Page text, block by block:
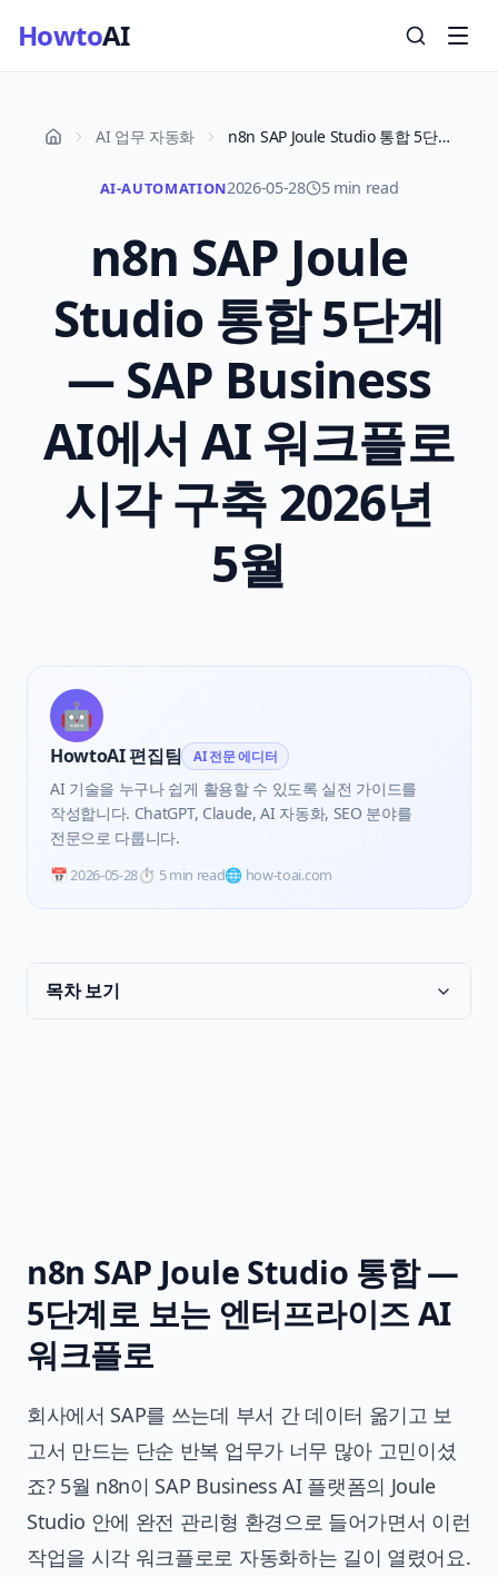
HowtoAI
AI 업무 자동화 n8n SAP Joule Studio 통합 5단계 — SAP Business AI에서 AI 워크플로 시각 구축 2026년 5월
AI-AUTOMATION2026-05-28 5 min read
n8n SAP Joule
Studio 통합 5단계
— SAP Business
AI에서 AI 워크플로
시각 구축 2026년
5월
🤖
HowtoAI 편집팀 AI 전문 에디터
AI 기술을 누구나 쉽게 활용할 수 있도록 실전 가이드를
작성합니다. ChatGPT, Claude, AI 자동화, SEO 분야를
전문으로 다룹니다.
📅2026-05-28⏱️ 5 min read🌐 how-toai.com
목차 보기
n8n SAP Joule Studio 통합 —
5단계로 보는 엔터프라이즈 AI
워크플로
회사에서 SAP를 쓰는데 부서 간 데이터 옮기고 보
고서 만드는 단순 반복 업무가 너무 많아 고민이셨
죠? 5월 n8n이 SAP Business AI 플랫폼의 Joule
Studio 안에 완전 관리형 환경으로 들어가면서 이런
작업을 시각 워크플로로 자동화하는 길이 열렸어요.